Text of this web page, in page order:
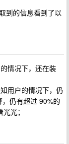
到的信息看到了以
情况下，还在装
用户的情况下，仍
仍有超过 90%的
光；